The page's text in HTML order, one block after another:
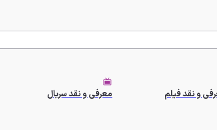
و نقد فیلم معرفی و نقد سریال